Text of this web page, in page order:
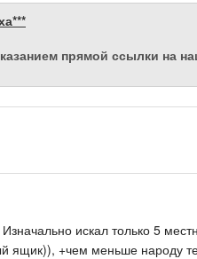
прямой ссылки на
искал только 5
ящик)), +чем меньше народу